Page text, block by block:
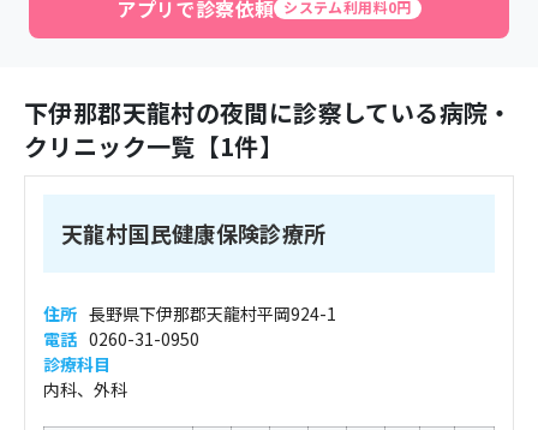
アプリで診察依頼 システム利用料0円
下伊那郡天龍村の夜間に診察している病院・
クリニック一覧【1件】
天龍村国民健康保険診療所
住所 長野県下伊那郡天龍村平岡924-1
電話 0260-31-0950
診療科目
内科、外科